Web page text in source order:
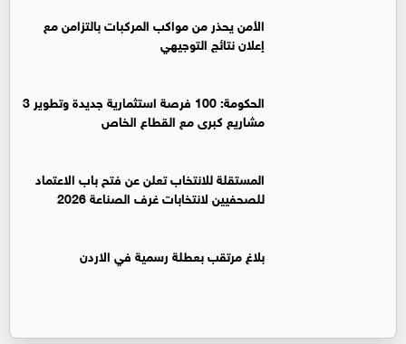
الأمن يحذر من مواكب المركبات بالتزامن مع
إعلان نتائج التوجيهي
الحكومة: 100 فرصة استثمارية جديدة وتطوير 3
مشاريع كبرى مع القطاع الخاص
المستقلة للانتخاب تعلن عن فتح باب الاعتماد
للصحفيين لانتخابات غرف الصناعة 2026
بلاغ مرتقب بعطلة رسمية في الاردن